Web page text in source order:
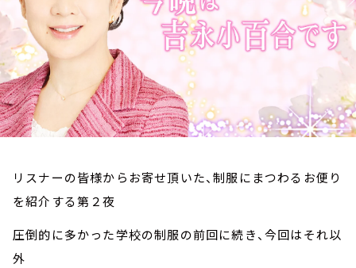
リスナーの皆様からお寄せ頂いた、制服にまつわるお便り
を紹介する第２夜
圧倒的に多かった学校の制服の前回に続き、今回はそれ以
外